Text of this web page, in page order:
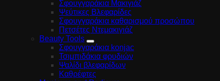
Σφουγγαράκια Μακιγιάζ
Ψεύτικες Βλεφαρίδες
Σφουγγαράκια καθαρισμού προσώπου
Πετσέτες Ντεμακιγιάζ
Beauty Tools
Σφουγγαράκια konjac
Τσιμπιδάκια φρυδιών
Ψαλίδι βλεφαρίδων
Καθρέφτες